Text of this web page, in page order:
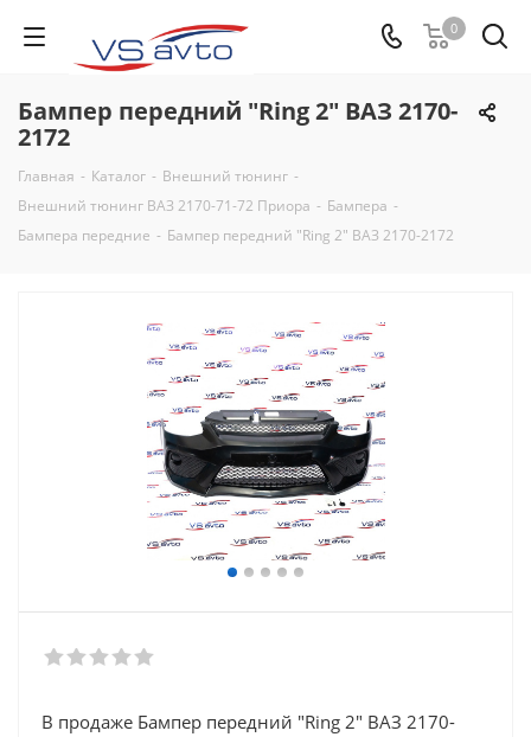
0
Бампер передний "Ring 2" ВАЗ 2170-
2172
Главная - Каталог - Внешний тюнинг -
Внешний тюнинг ВАЗ 2170-71-72 Приора - Бампера -
Бампера передние - Бампер передний "Ring 2" ВАЗ 2170-2172
В продаже Бампер передний "Ring 2" ВАЗ 2170-